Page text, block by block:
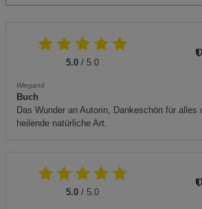
5.0 / 5.0
Wiegand
Buch
Das Wunder an Autorin, Dankeschön für alles
heilende natürliche Art.
5.0 / 5.0